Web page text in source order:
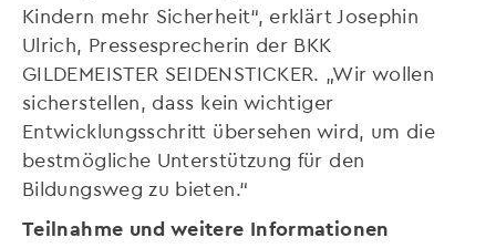
Kindern mehr Sicherheit“, erklärt Josephin
Ulrich, Pressesprecherin der BKK
GILDEMEISTER SEIDENSTICKER. „Wir wollen
sicherstellen, dass kein wichtiger
Entwicklungsschritt übersehen wird, um die
bestmögliche Unterstützung für den
Bildungsweg zu bieten.“
Teilnahme und weitere Informationen